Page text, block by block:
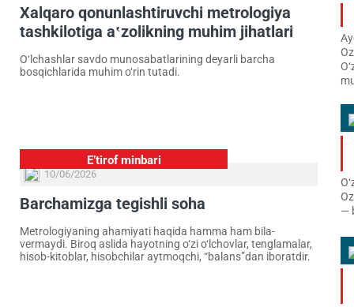
Xalqaro qonunlashtiruvchi metrologiya
tashkilotiga a‛zolikning muhim jihatlari
O‘lchashlar savdo munosabatlarining deyarli barcha
bosqichlarida muhim o‘rin tutadi.
E’tirof minbari
10/06/2026
Barchamizga tegishli soha
Metrologiyaning ahamiyati haqida hamma ham bila­
vermaydi. Biroq aslida hayotning o‘zi o‘lchovlar, tenglamalar,
hisob-kitoblar, hisob­chilar aytmoqchi, “balans”dan ibo­ratdir.
—